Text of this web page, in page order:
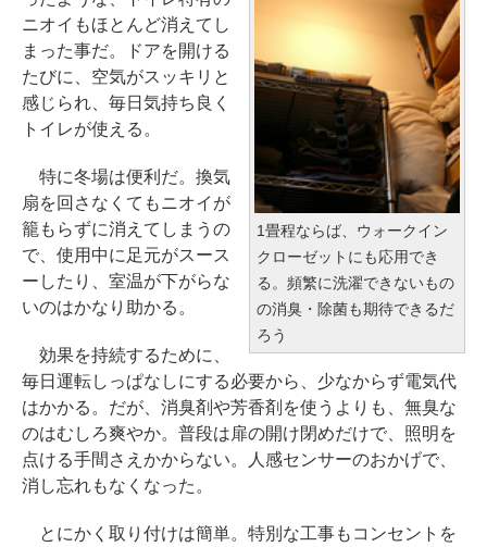
1畳程ならば、ウォークイン
クローゼットにも応用でき
る。頻繁に洗濯できないもの
の消臭・除菌も期待できるだ
ろう
ニオイもほとんど消えてし
まった事だ。ドアを開ける
たびに、空気がスッキリと
感じられ、毎日気持ち良く
トイレが使える。
特に冬場は便利だ。換気
扇を回さなくてもニオイが
籠もらずに消えてしまうの
で、使用中に足元がスース
ーしたり、室温が下がらな
いのはかなり助かる。
効果を持続するために、
毎日運転しっぱなしにする必要から、少なからず電気代
はかかる。だが、消臭剤や芳香剤を使うよりも、無臭な
のはむしろ爽やか。普段は扉の開け閉めだけで、照明を
点ける手間さえかからない。人感センサーのおかげで、
消し忘れもなくなった。
とにかく取り付けは簡単。特別な工事もコンセントを